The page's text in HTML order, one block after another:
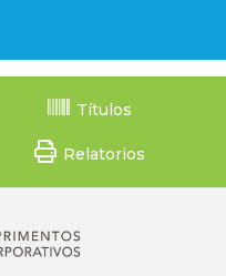
Títulos
Relatorios